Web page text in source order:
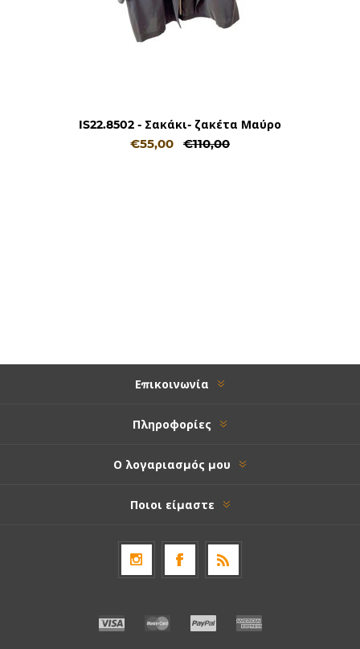
IS22.8502 - Σακάκι- ζακέτα Μαύρο
€55,00 €110,00
Επικοινωνία
Πληροφορίες
Ο λογαριασμός μου
Ποιοι είμαστε